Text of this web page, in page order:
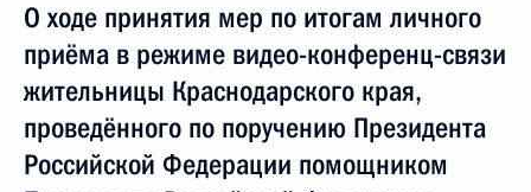
О ходе принятия мер по итогам личного
приёма в режиме видео-конференц-связи
жительницы Краснодарского края,
проведённого по поручению Президента
Российской Федерации помощником